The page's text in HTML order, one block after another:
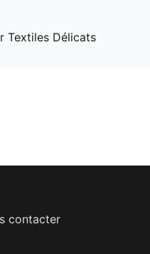
Textiles Délicats
contacter